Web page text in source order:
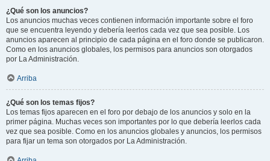
¿Qué son los anuncios?
Los anuncios muchas veces contienen información importante sobre el foro
que se encuentra leyendo y debería leerlos cada vez que sea posible. Los
anuncios aparecen al principio de cada página en el foro donde se publicaron.
Como en los anuncios globales, los permisos para anuncios son otorgados
por La Administración.
Arriba
¿Qué son los temas fijos?
Los temas fijos aparecen en el foro por debajo de los anuncios y solo en la
primer página. Muchas veces son importantes por lo que debería leerlos cada
vez que sea posible. Como en los anuncios globales y anuncios, los permisos
para fijar un tema son otorgados por La Administración.